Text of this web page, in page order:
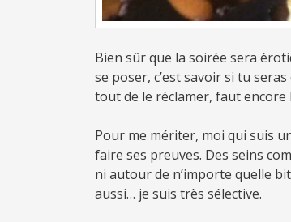
Bien sûr que la soirée sera
se poser, c’est savoir si tu
tout de le réclamer, faut encore
Pour me mériter, moi qui suis
faire ses preuves. Des seins
ni autour de n’importe quelle
aussi… je suis très sélective.